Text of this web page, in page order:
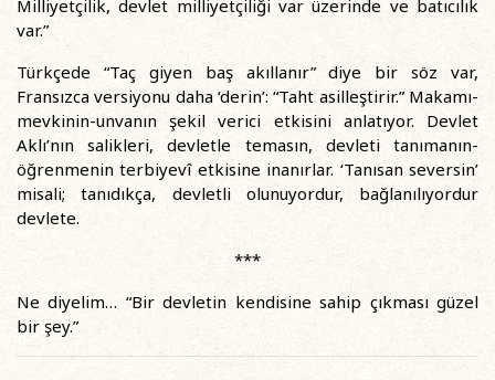
Milliyetçilik, devlet milliyetçiliği var üzerinde ve batıcılık
var.”
Türkçede “Taç giyen baş akıllanır” diye bir söz var,
Fransızca versiyonu daha ‘derin’: “Taht asilleştirir.” Makamı-
mevkinin-unvanın şekil verici etkisini anlatıyor. Devlet
Aklı’nın salikleri, devletle temasın, devleti tanımanın-
öğrenmenin terbiyevî etkisine inanırlar. ‘Tanısan seversin’
misali; tanıdıkça, devletli olunuyordur, bağlanılıyordur
devlete.
***
Ne diyelim… “Bir devletin kendisine sahip çıkması güzel
bir şey.”